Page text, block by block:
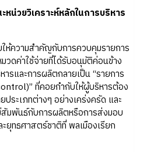
หน่วยวิเคราะห์หลักในการบริหาร
ห้ความสำคัญกับการควบคุมรายการ
วดค่าใช้จ่ายที่ได้รับอนุมัติค่อนข้าง
รและการผลิตกลายเป็น “รายการ
ที่คอยกำกับให้ผู้บริหารต้อง
ระเภทต่างๆ อย่างเคร่งครัด และ
สัมพันธ์กับการผลิตหรือการส่งมอบ
ยุทธศาสตร์ชาติที่ พลเมืองเรียก